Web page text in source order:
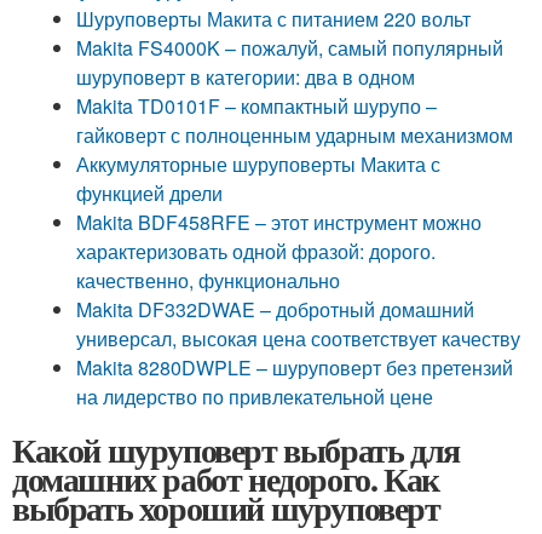
Шуруповерты Макита с питанием 220 вольт
Makita FS4000K – пожалуй, самый популярный
шуруповерт в категории: два в одном
Makita TD0101F – компактный шурупо –
гайковерт с полноценным ударным механизмом
Аккумуляторные шуруповерты Макита с
функцией дрели
Makita BDF458RFE – этот инструмент можно
характеризовать одной фразой: дорого.
качественно, функционально
Makita DF332DWAE – добротный домашний
универсал, высокая цена соответствует качеству
Makita 8280DWPLE – шуруповерт без претензий
на лидерство по привлекательной цене
Какой шуруповерт выбрать для
домашних работ недорого. Как
выбрать хороший шуруповерт